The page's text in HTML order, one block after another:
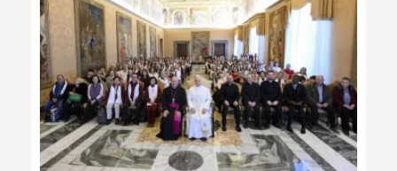
NACIONAL
POLÍTICA
SHOW